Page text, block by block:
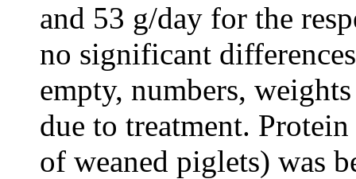
and 53 g/day for the
no significant
empty, numbers,
due to treatment.
of weaned piglets) was